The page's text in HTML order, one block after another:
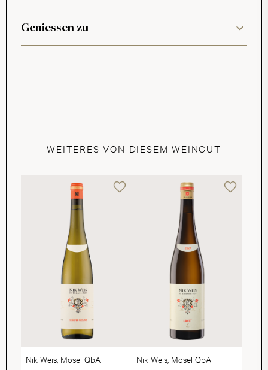
Geniessen zu
WEITERES VON DIESEM WEINGUT
Nik Weis, Mosel QbA Nik Weis, Mosel QbA